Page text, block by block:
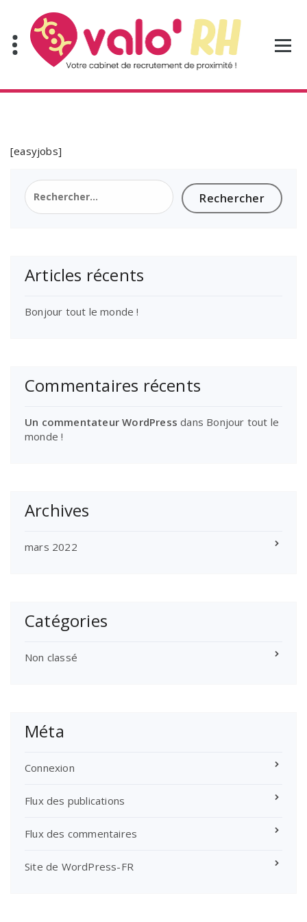
contenu
[easyjobs]
Rechercher :
Articles récents
Bonjour tout le monde !
Commentaires récents
Un commentateur WordPress dans Bonjour tout le
monde !
Archives
mars 2022
Catégories
Non classé
Méta
Connexion
Flux des publications
Flux des commentaires
Site de WordPress-FR